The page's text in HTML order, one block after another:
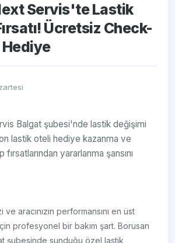
Servis'te Lastik
Ücretsiz Check-
Hediye
Balgat şubesi'nde lastik değişimi
lastik oteli hediye kazanma ve
yararlanma şansını
aracınızın performansını en üst
profesyonel bir bakım şart. Borusan
şubesinde sunduğu özel lastik